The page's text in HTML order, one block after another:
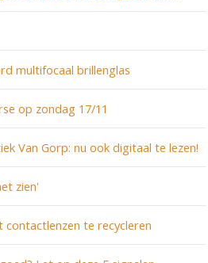
multifocaal brillenglas
op zondag 17/11
Van Gorp: nu ook digitaal te lezen!
zien'
contactlenzen te recycleren